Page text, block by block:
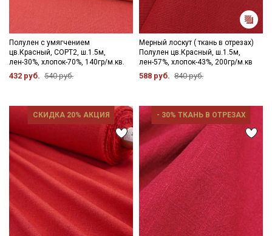
Полулен с умягчением
цв.Красный, СОРТ2, ш.1.5м,
лен-30%, хлопок-70%, 140гр/м.кв.
432 руб. 540 руб.
Мерный лоскут ( ткань в отрезах)
Полулен цв.Красный, ш.1.5м,
лен-57%, хлопок-43%, 200гр/м.кв
588 руб. 840 руб.
СКИДКА 20% АКЦИЯ - 30% ТКАНЬ В ОТРЕЗАХ